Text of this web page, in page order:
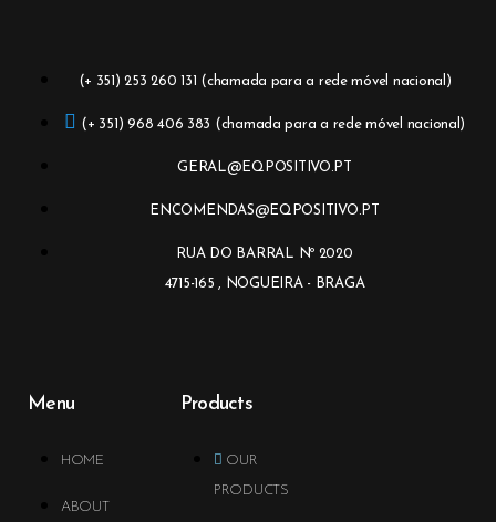
(+ 351) 253 260 131 (chamada para a rede móvel nacional)
(+ 351) 968 406 383 (chamada para a rede móvel nacional)
GERAL@EQPOSITIVO.PT
ENCOMENDAS@EQPOSITIVO.PT
RUA DO BARRAL Nº 2020
4715-165 , NOGUEIRA - BRAGA
Menu
HOME
ABOUT
Products
OUR
PRODUCTS